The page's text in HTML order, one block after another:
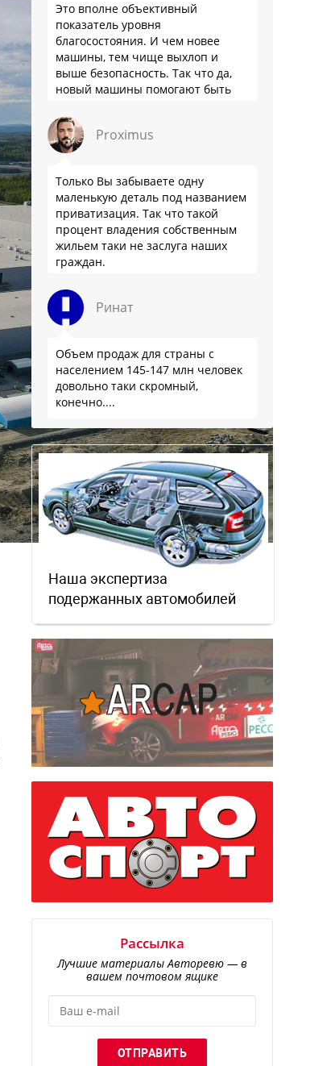
Это вполне объективный
показатель уровня
благосостояния. И чем новее
машины, тем чище выхлоп и
выше безопасность. Так что да,
новый машины помогают быть
Proximus
Только Вы забываете одну
маленькую деталь под названием
приватизация. Так что такой
процент владения собственным
жильем таки не заслуга наших
граждан.
Ринат
Объем продаж для страны с
населением 145-147 млн человек
довольно таки скромный,
конечно....
Наша экспертиза
подержанных автомобилей
Рассылка
Лучшие материалы Авторевю — в
вашем почтовом ящике